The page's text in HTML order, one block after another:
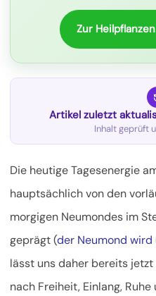
Zur
Artikel zuletzt
Inhalt geprüft
Die heutige Tagesenergie
hauptsächlich von den
morgigen Neumondes im
geprägt (der Neumond wird
lässt uns daher bereits jetzt
nach Freiheit, Einlang,